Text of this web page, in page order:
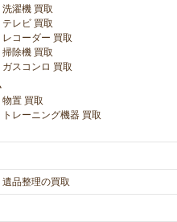
洗濯機 買取
テレビ 買取
レコーダー 買取
掃除機 買取
ガスコンロ 買取
物置 買取
トレーニング機器 買取
遺品整理の買取